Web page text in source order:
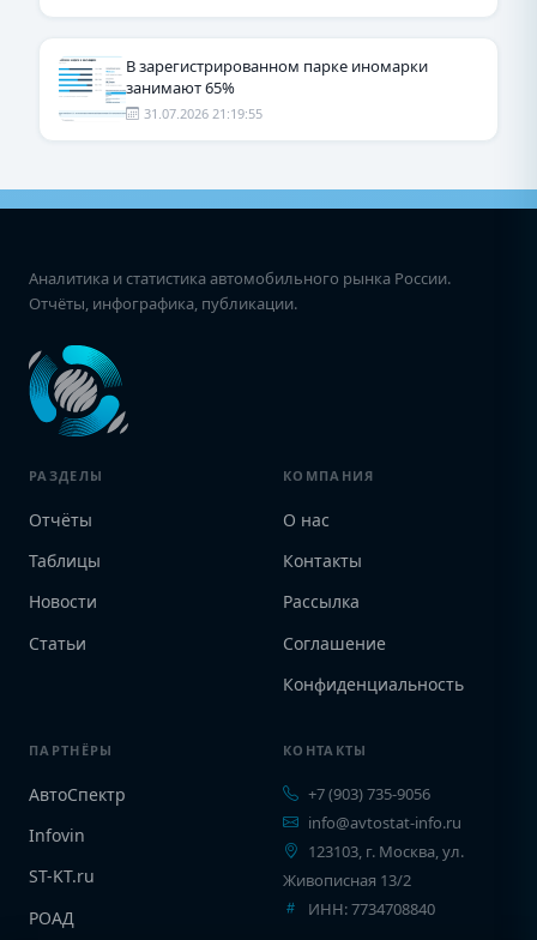
В зарегистрированном парке иномарки
занимают 65%
31.07.2026 21:19:55
Аналитика и статистика автомобильного рынка России.
Отчёты, инфографика, публикации.
РАЗДЕЛЫ
Отчёты
Таблицы
Новости
Статьи
КОМПАНИЯ
О нас
Контакты
Рассылка
Соглашение
Конфиденциальность
ПАРТНЁРЫ
АвтоСпектр
Infovin
ST-KT.ru
РОАД
КОНТАКТЫ
+7 (903) 735-9056
info@avtostat-info.ru
123103, г. Москва, ул.
Живописная 13/2
ИНН: 7734708840